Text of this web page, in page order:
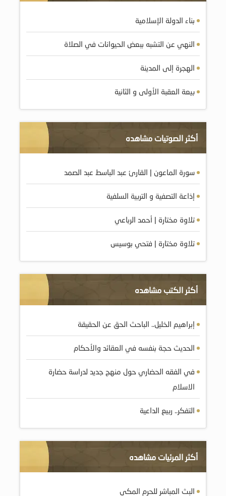
بناء الدولة الإسلامية
النهي عن التشبه ببعض الحيوانات في الصلاة
الهجرة إلى المدينة
بيعة العقبة الأولى و الثانية
أكثر الصوتيات مشاهده
سورة الماعون | القارئ عبد الباسط عبد الصمد
إذاعة التصفية و التربية السلفية
تلاوة مختارة | أحمد الرباعي
تلاوة مختارة | فتحي بوسيس
أكثر الكتب مشاهده
إبراهيم الخليل.. الباحث الحق عن الحقيقة
الحديث حجة بنفسه في العقائد والأحكام
في الفقه الحضاري حول منهج جديد لدراسة حضارة
الاسلام
التفكر.. ربيع الداعية
أكثر المرئيات مشاهده
البث المباشر للحرم المكي